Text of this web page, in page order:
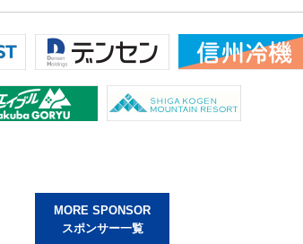
MORE SPONSOR
スポンサー一覧